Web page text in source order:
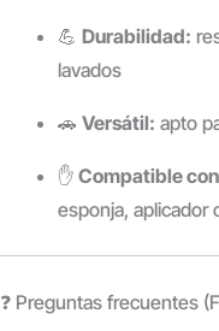
💪 Durabilidad:
lavados
🚗 Versátil: apto
✋ Compatible
esponja, aplicador
❓ Preguntas frecuentes